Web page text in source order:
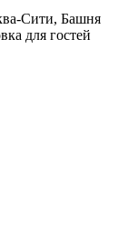
Сити, Башня
для гостей